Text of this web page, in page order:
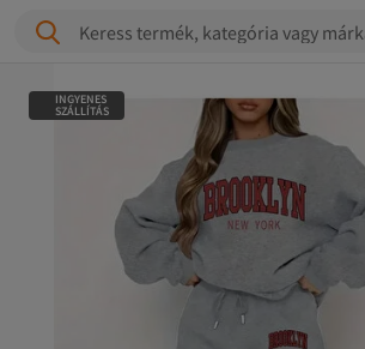
Keress termék, kategória vagy
INGYENES
SZÁLLÍTÁS